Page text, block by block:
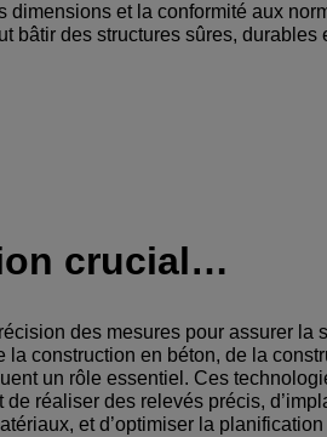
et la conformité aux
bâtir des structures sûres, durables
crucial…
des mesures pour assurer la
construction en béton, de la
un rôle essentiel. Ces
réaliser des relevés précis,
et d’optimiser la